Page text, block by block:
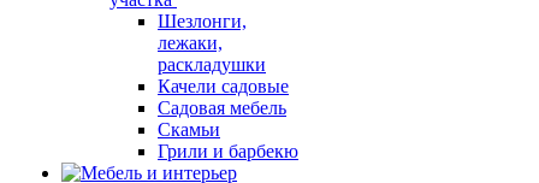
Шезлонги,
лежаки,
раскладушки
Качели садовые
Садовая мебель
Скамьи
Грили и барбекю